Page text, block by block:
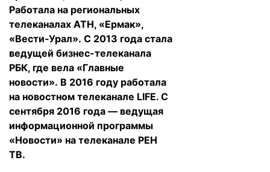
Работала на региональных
телеканалах АТН, «Ермак»,
«Вести-Урал». С 2013 года стала
ведущей бизнес-телеканала
РБК, где вела «Главные
новости». В 2016 году работала
на новостном телеканале LIFE. С
сентября 2016 года — ведущая
информационной программы
«Новости» на телеканале РЕН
ТВ.